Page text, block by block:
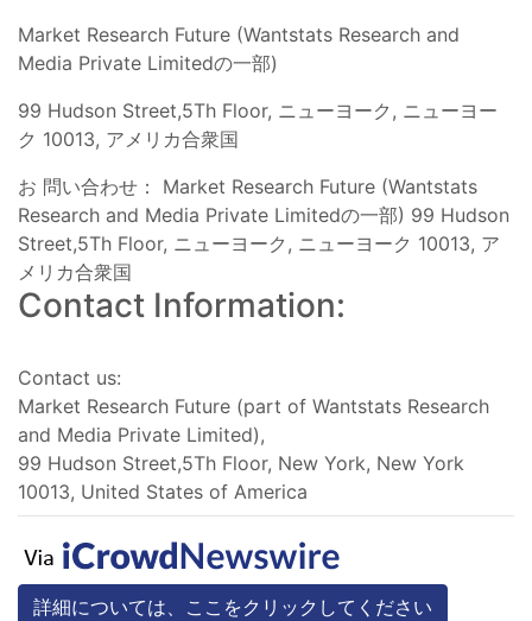
Market Research Future (Wantstats Research and
Media Private Limitedの一部)
99 Hudson Street,5Th Floor, ニューヨーク, ニューヨー
ク 10013, アメリカ合衆国
お 問い合わせ： Market Research Future (Wantstats
Research and Media Private Limitedの一部) 99 Hudson
Street,5Th Floor, ニューヨーク, ニューヨーク 10013, ア
メリカ合衆国
Contact Information:
Contact us:
Market Research Future (part of Wantstats Research
and Media Private Limited),
99 Hudson Street,5Th Floor, New York, New York
10013, United States of America
詳細については、ここをクリックしてください